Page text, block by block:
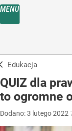
MENU
Edukacja
QUIZ dla
to ogromne
Dodano:3 lutego2022